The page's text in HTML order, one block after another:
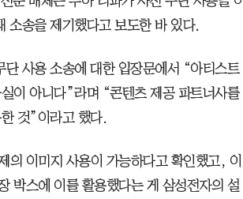
소송을 제기했다고 보도한 바 있다.
사용 소송에 대한 입장문에서 “아티스트
이 아니다”라며 “콘텐츠 제공 파트너사를
것”이라고 했다.
의 이미지 사용이 가능하다고 확인했고, 이
박스에 이를 활용했다는 게 삼성전자의 설